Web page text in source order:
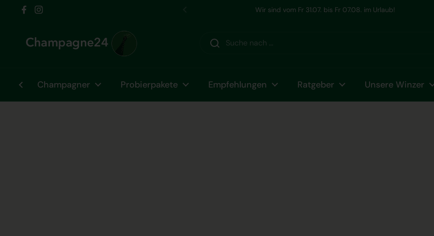
Zum Inhalt springen
FacebookInstagram
Fr 31.07. bis Fr 07.08. im Urlaub! Ihr Winzer Champagner Spezialist seit 2006
Champagner Probierpakete Empfehlungen Ratgeber Unsere Winzer